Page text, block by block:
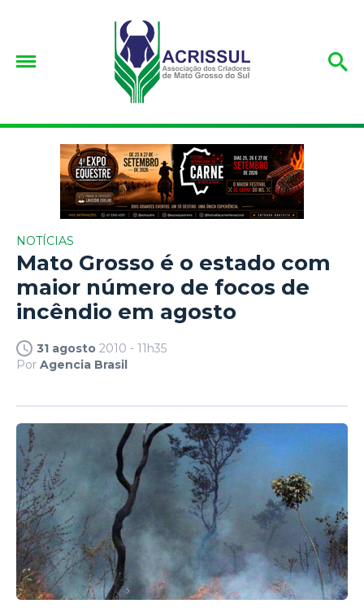
NOTÍCIAS
Mato Grosso é o estado com
maior número de focos de
incêndio em agosto
31 agosto 2010 - 11h35
Por Agencia Brasil